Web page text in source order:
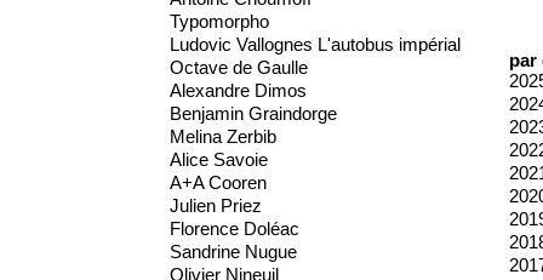
Typomorpho
Ludovic Vallognes L'autobus impérial
Octave de Gaulle
Alexandre Dimos
Benjamin Graindorge
Melina Zerbib
Alice Savoie
A+A Cooren
Julien Priez
Florence Doléac
Sandrine Nugue
Olivier Nineuil
par